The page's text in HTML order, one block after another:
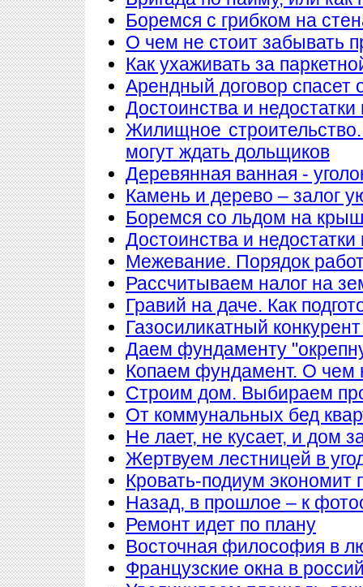
Боремся с грибком на
О чем не стоит забывать
Как ухаживать за
Арендный договор спасет
Достоинства и
Жилищное
могут ждать дольщиков
Деревянная ванная -
Камень и дерево – залог
Боремся со льдом на
Достоинства и
Межевание. Порядок
Рассчитываем налог на
Гравий на даче. Как
Газосиликатный
Даем фундаменту
Копаем фундамент. О чем
Строим дом. Выбираем
От коммунальных бед
Не лает, не кусает, и дом
Жертвуем лестницей в
Кровать-подиум экономит
Назад, в прошлое – к
Ремонт идет по плану
Восточная философия в
Французские окна в